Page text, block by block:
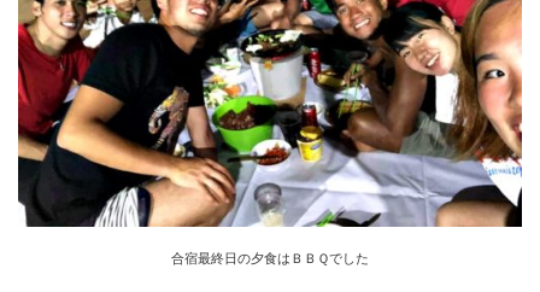
合宿最終日の夕食はＢＢＱでした